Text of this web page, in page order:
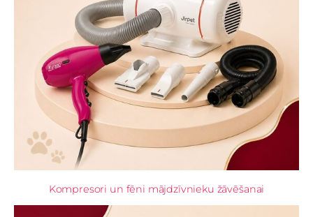
Kompresori un fēni mājdzīvnieku žāvēšanai